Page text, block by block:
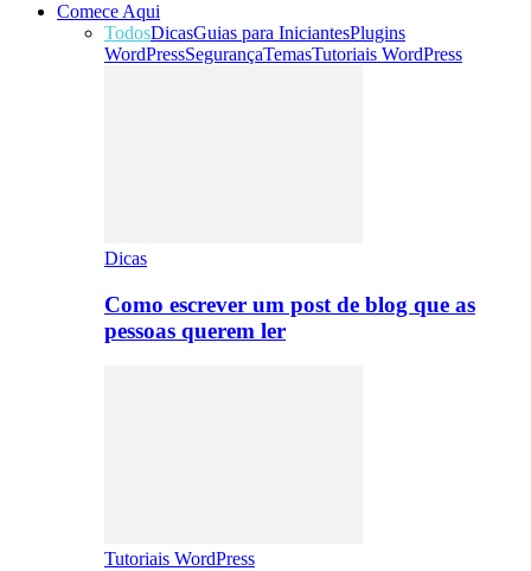
Comece Aqui
TodosDicasGuias para IniciantesPlugins
WordPressSegurançaTemasTutoriais WordPress
Dicas
Como escrever um post de blog que as
pessoas querem ler
Tutoriais WordPress